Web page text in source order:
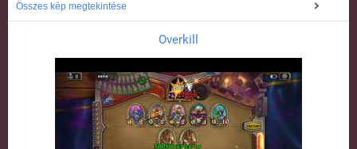
Összes kép megtekintése
Overkill